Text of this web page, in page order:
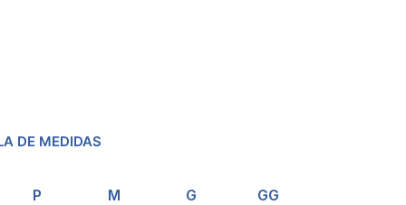
DE MEDIDAS
P M G GG